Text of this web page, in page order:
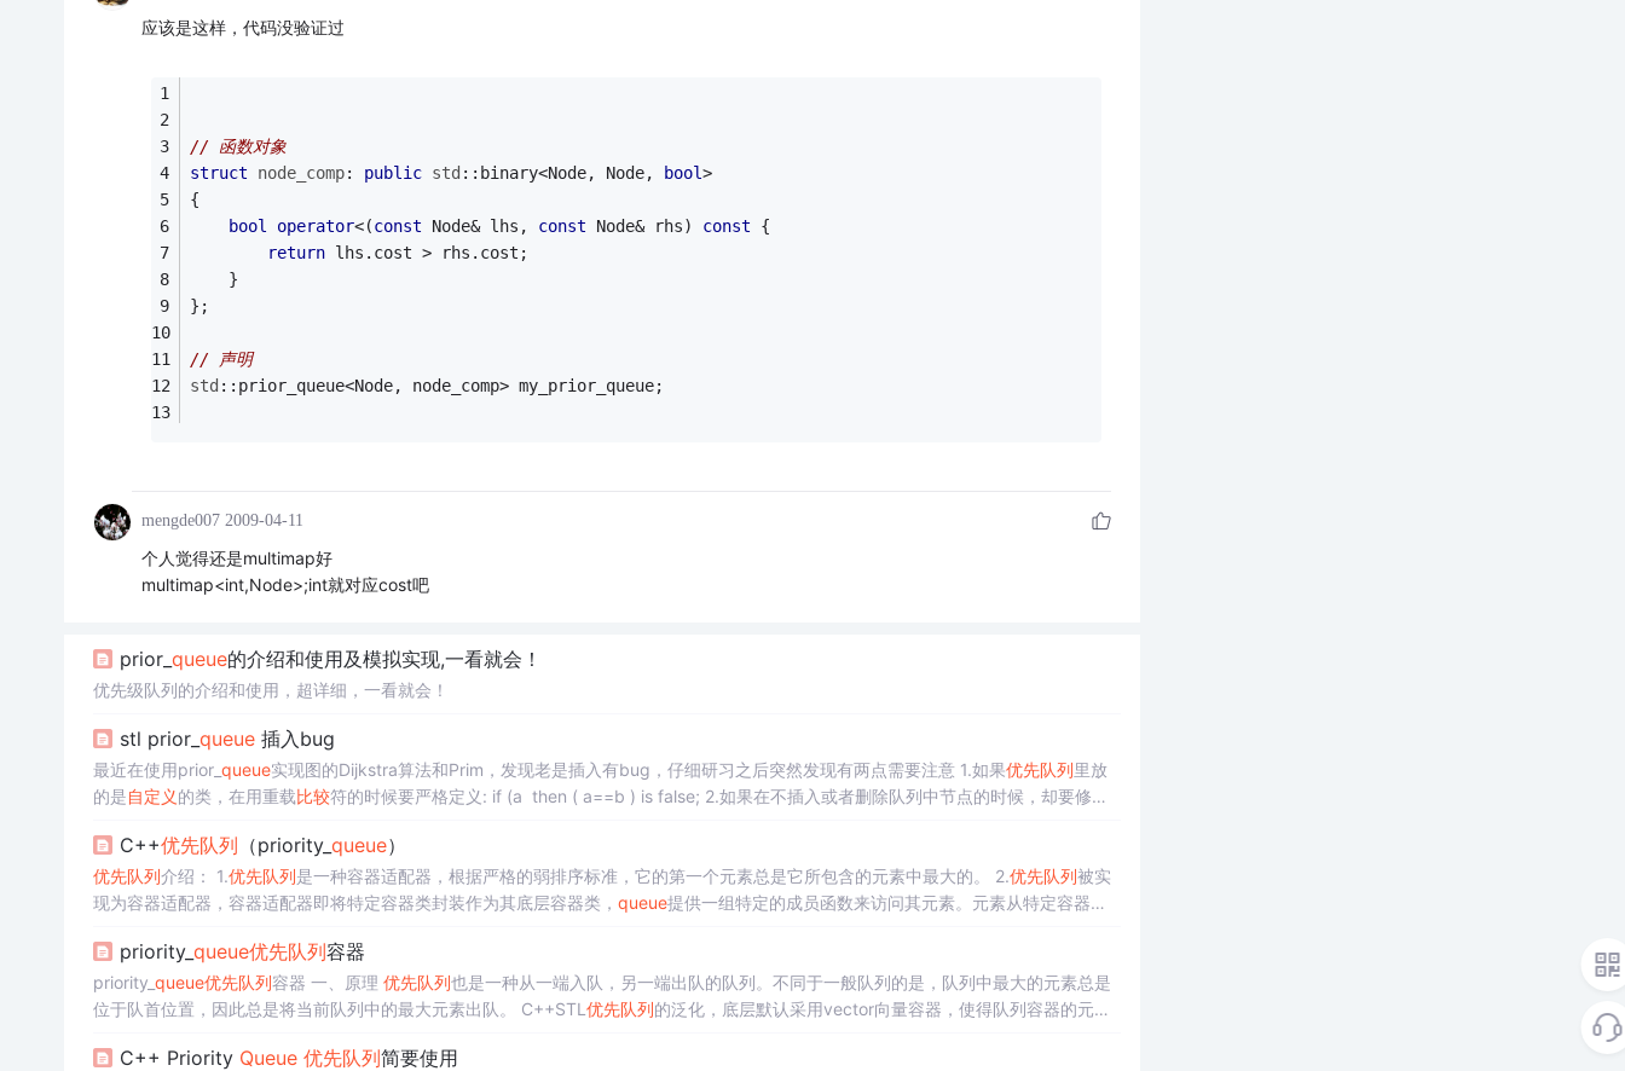
应该是这样，代码没验证过
// 函数对象
struct
node_comp: public std ::binary<Node, Node, bool>
{
bool
operator<(const Node& lhs, const Node& rhs) const {
return lhs.cost > rhs.cost;
    }
};
// 声明
std ::prior_queue<Node, node_comp> my_prior_queue;
mengde007 2009-04-11
个人觉得还是multimap好
multimap<int,Node>;int就对应cost吧
prior_ queue的介绍和使用及模拟实现,一看就会！
优先级队列的介绍和使用，超详细，一看就会！
stl prior_ queue插入bug
最近在使用prior_ queue实现图的Dijkstra算法和Prim，发现老是插入有bug，仔细研习之后突然发现有两点需要注意 1.如果优先队列里放
的是自定义的类，在用重载比较符的时候要严格定义: if (a then ( a==b ) is false; 2.如果在不插入或者删除队列中节点的时候，却要修改
C++优先队列 （priority_ queue）
优先队列介绍： 1.优先队列是一种容器适配器，根据严格的弱排序标准，它的第一个元素总是它所包含的元素中最大的。 2.优先队列被实
现为容器适配器，容器适配器即将特定容器类封装作为其底层容器类， queue提供一组特定的成员函数来访问其元素。元素从特定容器的
访问迭代器访问，并支持...
priority_ queue优先队列容器
priority_ queue优先队列 容器 一、原理 优先队列也是一种从一端入队，另一端出队的队列。不同于一般队列的是，队列中最大的元素总是
位于队首位置，因此总是将当前队列中的最大元素出队。 C++STL 优先队列的泛化，底层默认采用vector向量容器，使得队列容器的元素
C++ Priority Queue 优先队列简要使用